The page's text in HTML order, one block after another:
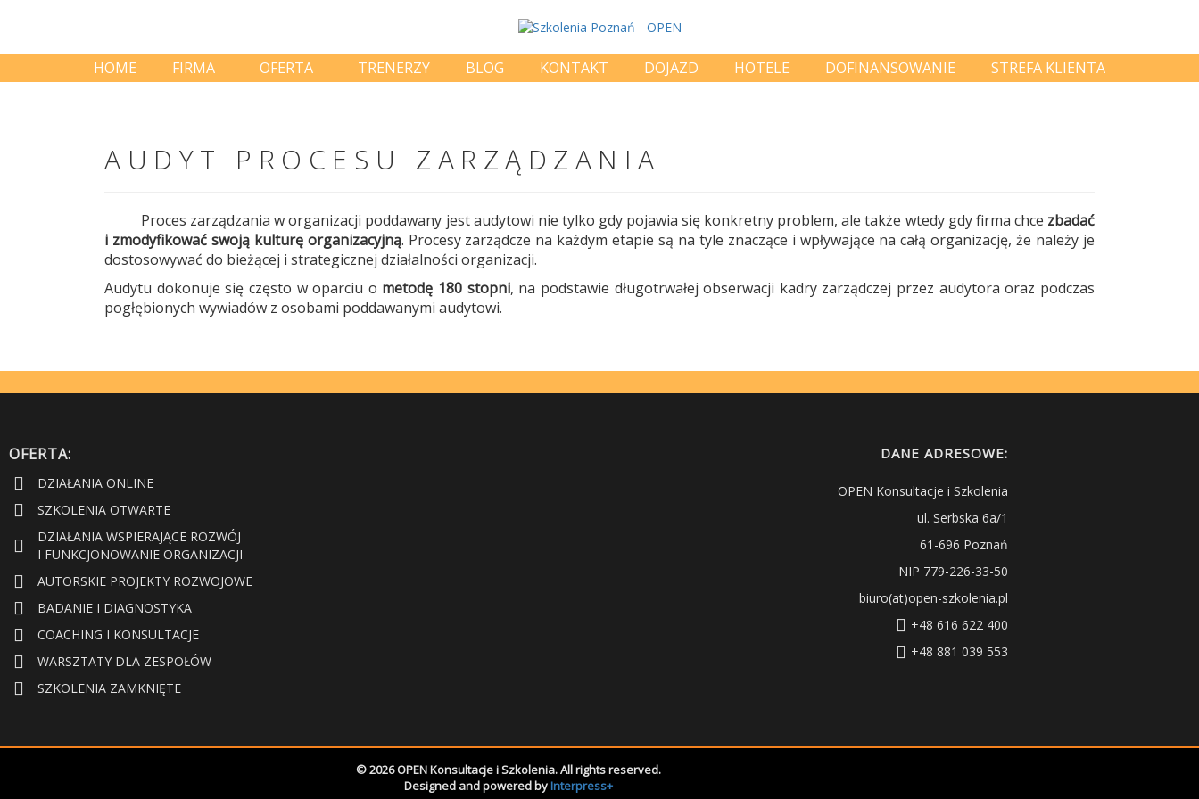
HOME FIRMA OFERTA TRENERZY BLOG KONTAKT DOJAZD HOTELE DOFINANSOWANIE STREFA KLIENTA
AUDYT PROCESU ZARZĄDZANIA
Proces zarządzania w organizacji poddawany jest audytowi nie tylko gdy pojawia się konkretny problem, ale także wtedy gdy firma chce zbadać
i zmodyfikować swoją kulturę organizacyjną. Procesy zarządcze na każdym etapie są na tyle znaczące i wpływające na całą organizację, że należy je
dostosowywać do bieżącej i strategicznej działalności organizacji.
Audytu dokonuje się często w oparciu o metodę 180 stopni, na podstawie długotrwałej obserwacji kadry zarządczej przez audytora oraz podczas
pogłębionych wywiadów z osobami poddawanymi audytowi.
OFERTA:
DZIAŁANIA ONLINE
SZKOLENIA OTWARTE
DZIAŁANIA WSPIERAJĄCE ROZWÓJ
I FUNKCJONOWANIE ORGANIZACJI
AUTORSKIE PROJEKTY ROZWOJOWE
BADANIE I DIAGNOSTYKA
COACHING I KONSULTACJE
WARSZTATY DLA ZESPOŁÓW
SZKOLENIA ZAMKNIĘTE
DANE ADRESOWE:
OPEN Konsultacje i Szkolenia
ul. Serbska 6a/1
61-696 Poznań
NIP 779-226-33-50
biuro(at)open-szkolenia.pl
+48 616 622 400
+48 881 039 553
© 2026 OPEN Konsultacje i Szkolenia. All rights reserved.
Designed and powered byInterpress+